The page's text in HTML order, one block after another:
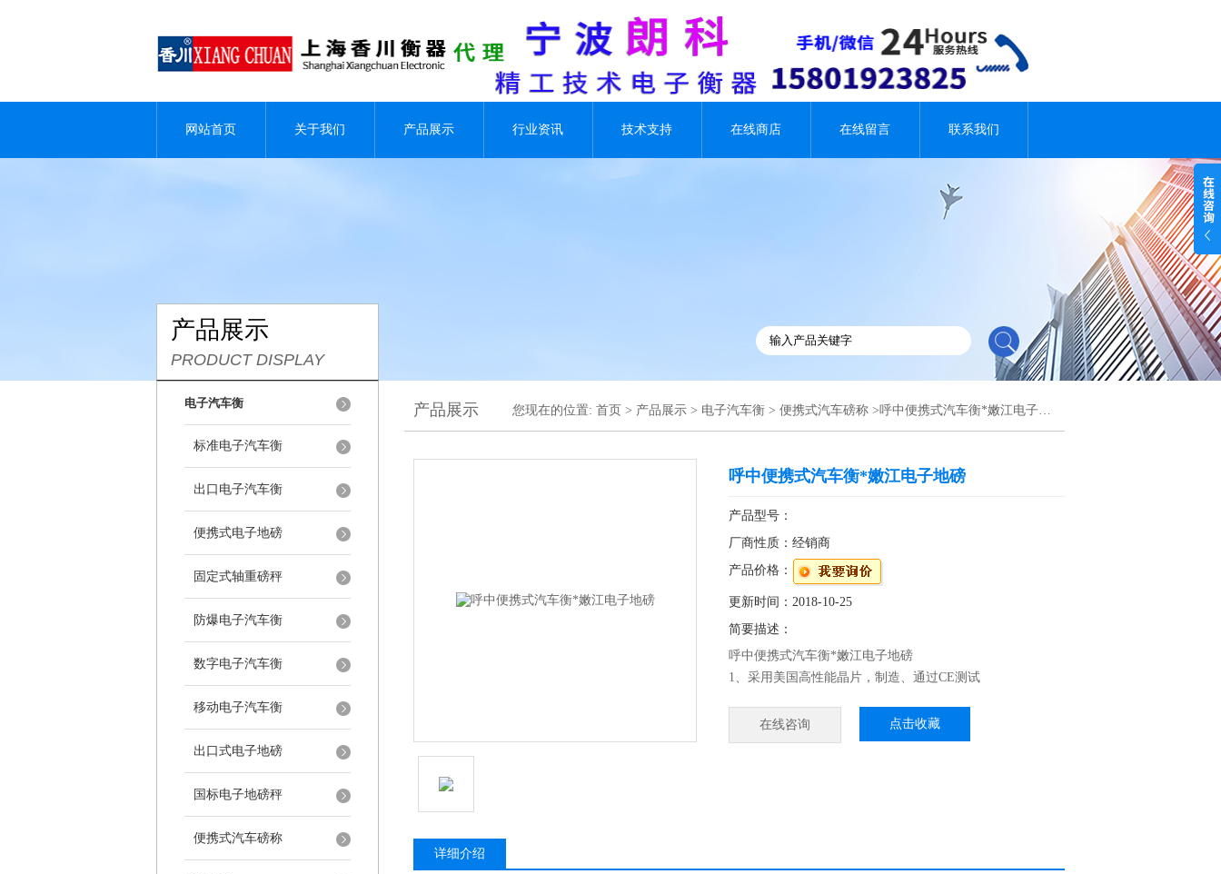
网站首页 关于我们 产品展示 行业资讯 技术支持 在线商店 在线留言 联系我们
产品展示
PRODUCT DISPLAY
电子汽车衡
标准电子汽车衡
出口电子汽车衡
便携式电子地磅
固定式轴重磅秤
防爆电子汽车衡
数字电子汽车衡
移动电子汽车衡
出口式电子地磅
国标电子地磅秤
便携式汽车磅称
产品展示 您现在的位置: 首页 > 产品展示 > 电子汽车衡 > 便携式汽车磅称 >呼中便携式汽车衡*嫩江电子地磅
呼中便携式汽车衡*嫩江电子地磅
产品型号：
厂商性质：经销商
产品价格：
更新时间：2018-10-25
简要描述：
呼中便携式汽车衡*嫩江电子地磅
1、采用美国高性能晶片，制造、通过CE测试
产品、肉食品、蔬菜等加工行业 3、外壳不锈刚材料制作，
美观、卫生、高档
在线咨询 点击收藏
详细介绍